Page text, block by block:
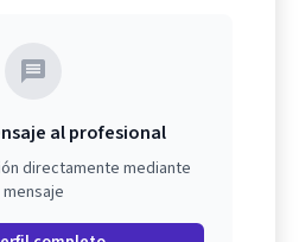
al profesional
directamente mediante
mensaje